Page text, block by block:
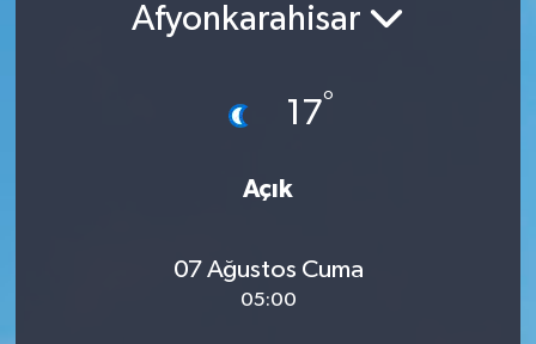
Afyonkarahisar
17°
Açık
07 Ağustos Cuma
05:00